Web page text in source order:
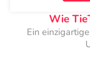
Wie
Ein